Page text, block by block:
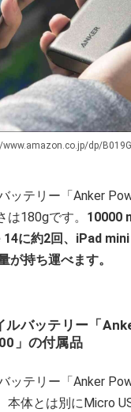
dp/
ッテリー「Anker
180gです。 10000
に約2回、iPad
が持ち運べます。
ルバッテリー「
」の付属品
ッテリー「Anker
体とは別にMicro